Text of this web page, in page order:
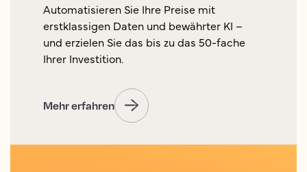
Automatisieren Sie Ihre Preise mit
erstklassigen Daten und bewährter KI –
und erzielen Sie das bis zu das 50-fache
Ihrer Investition.
Mehr erfahren